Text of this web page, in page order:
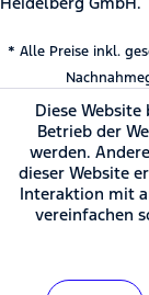
* Alle Preise inkl.
Diese
Betrieb der
werden.
dieser Website
Interaktion mit
vereinfachen